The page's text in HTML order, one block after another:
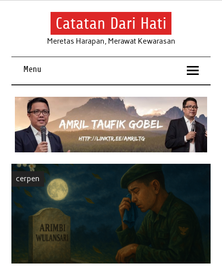
Skip
Catatan Dari Hati
Meretas Harapan, Merawat Kewarasan
Menu
cerpen